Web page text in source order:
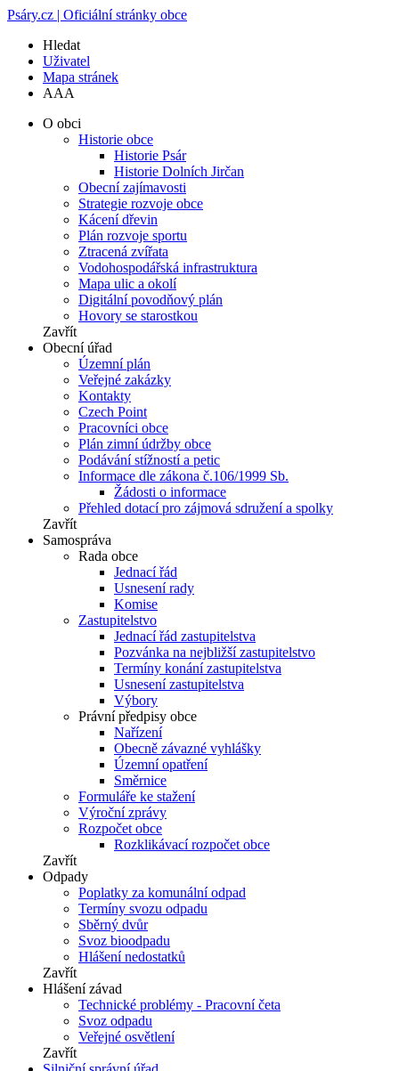
Psáry.cz | Oficiální stránky obce
Hledat
Uživatel
Mapa stránek
AAA
O obci
Historie obce
Historie Psár
Historie Dolních Jirčan
Obecní zajímavosti
Strategie rozvoje obce
Kácení dřevin
Plán rozvoje sportu
Ztracená zvířata
Vodohospodářská infrastruktura
Mapa ulic a okolí
Digitální povodňový plán
Hovory se starostkou
Zavřít
Obecní úřad
Územní plán
Veřejné zakázky
Kontakty
Czech Point
Pracovníci obce
Plán zimní údržby obce
Podávání stížností a petic
Informace dle zákona č.106/1999 Sb.
Žádosti o informace
Přehled dotací pro zájmová sdružení a spolky
Zavřít
Samospráva
Rada obce
Jednací řád
Usnesení rady
Komise
Zastupitelstvo
Jednací řád zastupitelstva
Pozvánka na nejbližší zastupitelstvo
Termíny konání zastupitelstva
Usnesení zastupitelstva
Výbory
Právní předpisy obce
Nařízení
Obecně závazné vyhlášky
Územní opatření
Směrnice
Formuláře ke stažení
Výroční zprávy
Rozpočet obce
Rozklikávací rozpočet obce
Zavřít
Odpady
Poplatky za komunální odpad
Termíny svozu odpadu
Sběrný dvůr
Svoz bioodpadu
Hlášení nedostatků
Zavřít
Hlášení závad
Technické problémy - Pracovní četa
Svoz odpadu
Veřejné osvětlení
Zavřít